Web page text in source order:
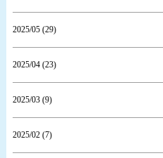
2025/05 (29)
2025/04 (23)
2025/03 (9)
2025/02 (7)